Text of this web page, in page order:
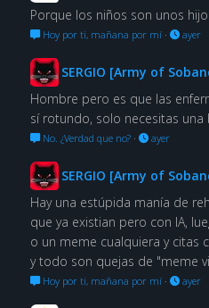
Porque los niños son unos
Hoy por ti, mañana por mí· ayer
SERGIO [Army of
Hombre pero es que las
sí rotundo, solo necesitas una
No. ¿Verdad que no?· ayer
SERGIO [Army of
Hay una estúpida manía de
que ya existian pero con IA,
o un meme cualquiera y citas
y todo son quejas de "meme
Hoy por ti, mañana por mí· ayer